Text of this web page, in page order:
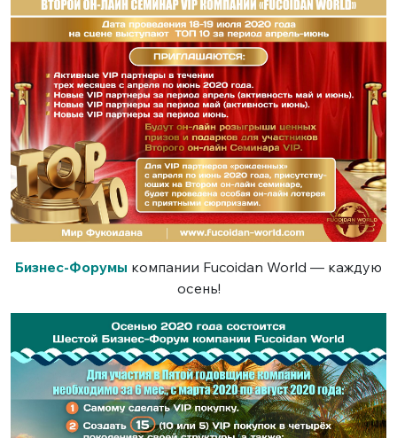
Бизнес-Форумы компании Fucoidan World — каждую
осень!